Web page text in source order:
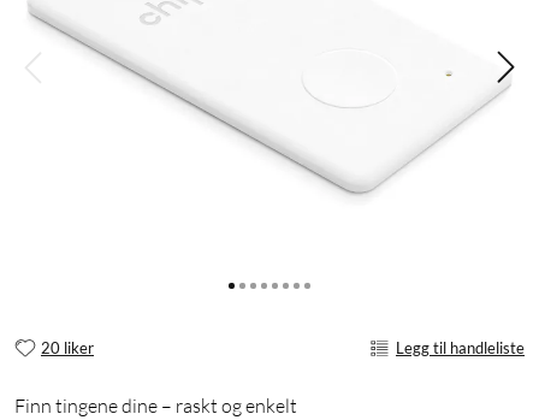
20 liker Legg til handleliste
Finn tingene dine – raskt og enkelt